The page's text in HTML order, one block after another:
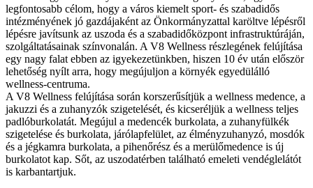
legfontosabb célom, hogy a város kiemelt sport- és szabadidős
intézményének jó gazdájaként az Önkormányzattal karöltve lépésről
lépésre javítsunk az uszoda és a szabadidőközpont infrastruktúráján,
szolgáltatásainak színvonalán. A V8 Wellness részlegének felújítása
egy nagy falat ebben az igyekezetünkben, hiszen 10 év után először
lehetőség nyílt arra, hogy megújuljon a környék egyedülálló
wellness-centruma.
A V8 Wellness felújítása során korszerűsítjük a wellness medence, a
jakuzzi és a zuhanyzók szigetelését, és kicseréljük a wellness teljes
padlóburkolatát. Megújul a medencék burkolata, a zuhanyfülkék
szigetelése és burkolata, járólapfelület, az élményzuhanyzó, mosdók
és a jégkamra burkolata, a pihenőrész és a merülőmedence is új
burkolatot kap. Sőt, az uszodatérben található emeleti vendéglelátót
is karbantartjuk.